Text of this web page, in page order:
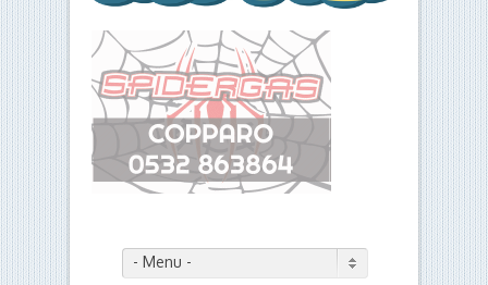
- Menu -